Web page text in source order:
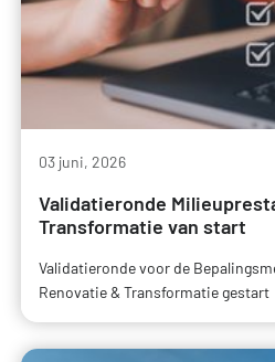
03 juni, 2026
Validatieronde
Transformatie van start
Validatieronde voor de
Renovatie & Transformatie gestart